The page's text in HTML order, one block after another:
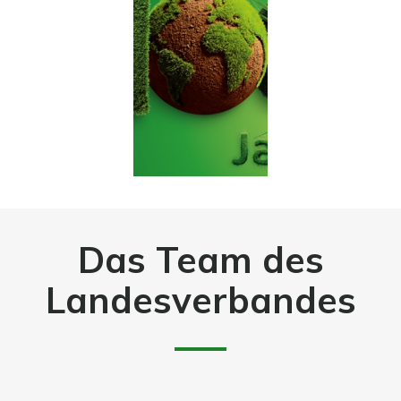
Das Team des
Landesverbandes